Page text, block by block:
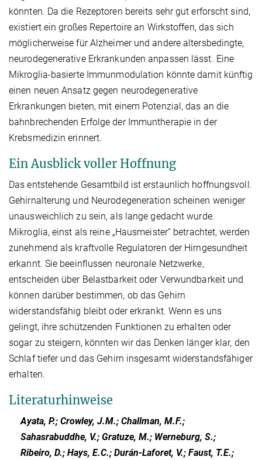
könnten. Da die Rezeptoren bereits sehr gut erforscht sind,
existiert ein großes Repertoire an Wirkstoffen, das sich
möglicherweise für Alzheimer und andere altersbedingte,
neurodegenerative Erkrankunden anpassen lässt. Eine
Mikroglia-basierte Immunmodulation könnte damit künftig
einen neuen Ansatz gegen neurodegenerative
Erkrankungen bieten, mit einem Potenzial, das an die
bahnbrechenden Erfolge der Immuntherapie in der
Krebsmedizin erinnert.
Ein Ausblick voller Hoffnung
Das entstehende Gesamtbild ist erstaunlich hoffnungsvoll.
Gehirnalterung und Neurodegeneration scheinen weniger
unausweichlich zu sein, als lange gedacht wurde.
Mikroglia, einst als reine „Hausmeister“ betrachtet, werden
zunehmend als kraftvolle Regulatoren der Hirngesundheit
erkannt. Sie beeinflussen neuronale Netzwerke,
entscheiden über Belastbarkeit oder Verwundbarkeit und
können darüber bestimmen, ob das Gehirn
widerstandsfähig bleibt oder erkrankt. Wenn es uns
gelingt, ihre schützenden Funktionen zu erhalten oder
sogar zu steigern, könnten wir das Denken länger klar, den
Schlaf tiefer und das Gehirn insgesamt widerstandsfähiger
erhalten.
Literaturhinweise
Ayata, P.; Crowley, J.M.; Challman, M.F.;
Sahasrabuddhe, V.; Gratuze, M.; Werneburg, S.;
Ribeiro, D.; Hays, E.C.; Durán-Laforet, V.; Faust, T.E.;